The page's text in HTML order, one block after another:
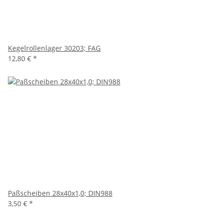
Kegelrollenlager 30203; FAG
12,80 € *
Paßscheiben 28x40x1,0; DIN988
3,50 € *